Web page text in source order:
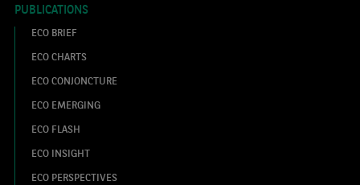
PUBLICATIONS
ECO BRIEF
ECO CHARTS
ECO CONJONCTURE
ECO EMERGING
ECO FLASH
ECO INSIGHT
ECO PERSPECTIVES